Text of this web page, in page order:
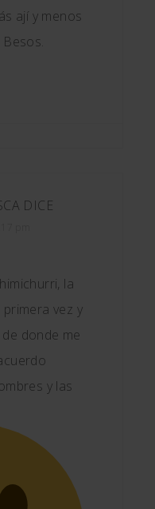
ají y menos
DICE
la
vez y
donde me
y las